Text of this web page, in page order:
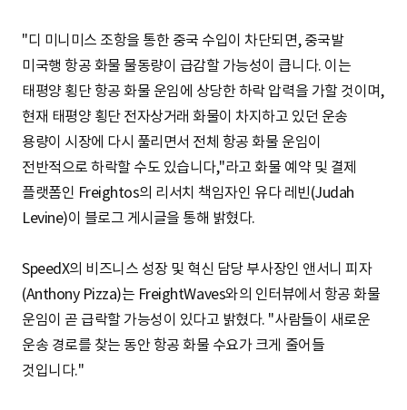
"디 미니미스 조항을 통한 중국 수입이 차단되면, 중국발
미국행 항공 화물 물동량이 급감할 가능성이 큽니다. 이는
태평양 횡단 항공 화물 운임에 상당한 하락 압력을 가할 것이며,
현재 태평양 횡단 전자상거래 화물이 차지하고 있던 운송
용량이 시장에 다시 풀리면서 전체 항공 화물 운임이
전반적으로 하락할 수도 있습니다,"라고 화물 예약 및 결제
플랫폼인 Freightos의 리서치 책임자인 유다 레빈(Judah
Levine)이 블로그 게시글을 통해 밝혔다.
SpeedX의 비즈니스 성장 및 혁신 담당 부사장인 앤서니 피자
(Anthony Pizza)는 FreightWaves와의 인터뷰에서 항공 화물
운임이 곧 급락할 가능성이 있다고 밝혔다. "사람들이 새로운
운송 경로를 찾는 동안 항공 화물 수요가 크게 줄어들
것입니다."